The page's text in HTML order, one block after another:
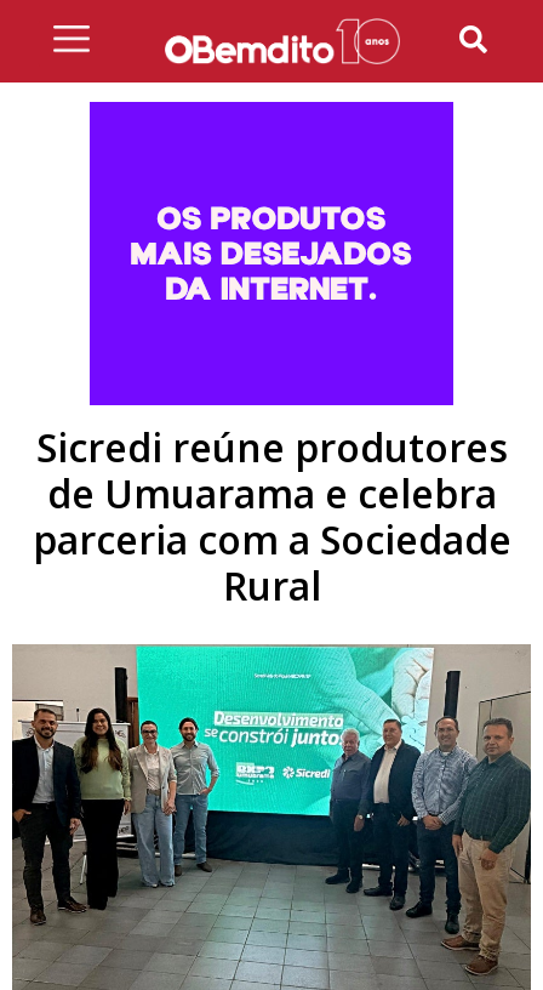
Sicredi reúne produtores
de Umuarama e celebra
parceria com a Sociedade
Rural